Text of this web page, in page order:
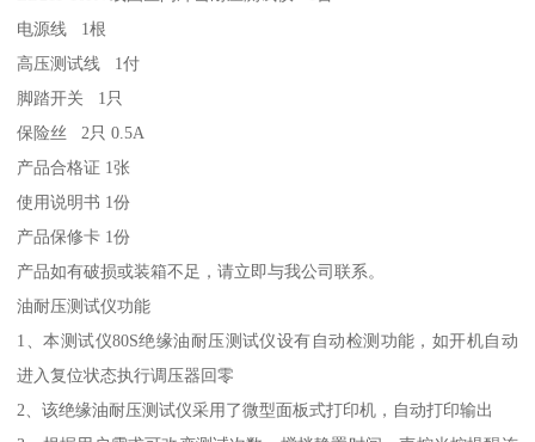
电源线 1根
高压测试线 1付
脚踏开关 1只
保险丝 2只 0.5A
产品合格证 1张
使用说明书 1份
产品保修卡 1份
产品如有破损或装箱不足，请立即与我公司联系。
油耐压测试仪功能
1、本测试仪80S绝缘油耐压测试仪设有自动检测功能，如开机自动
进入复位状态执行调压器回零
2、该绝缘油耐压测试仪采用了微型面板式打印机，自动打印输出